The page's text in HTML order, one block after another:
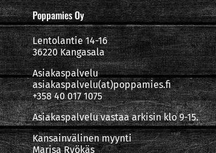
Poppamies Oy
Lentolantie 14-16
36220 Kangasala
Asiakaspalvelu
asiakaspalvelu(at)poppamies.fi
+358 40 017 1075
Asiakaspalvelu vastaa arkisin klo 9-15.
Kansainvälinen myynti
Marisa Ryökäs